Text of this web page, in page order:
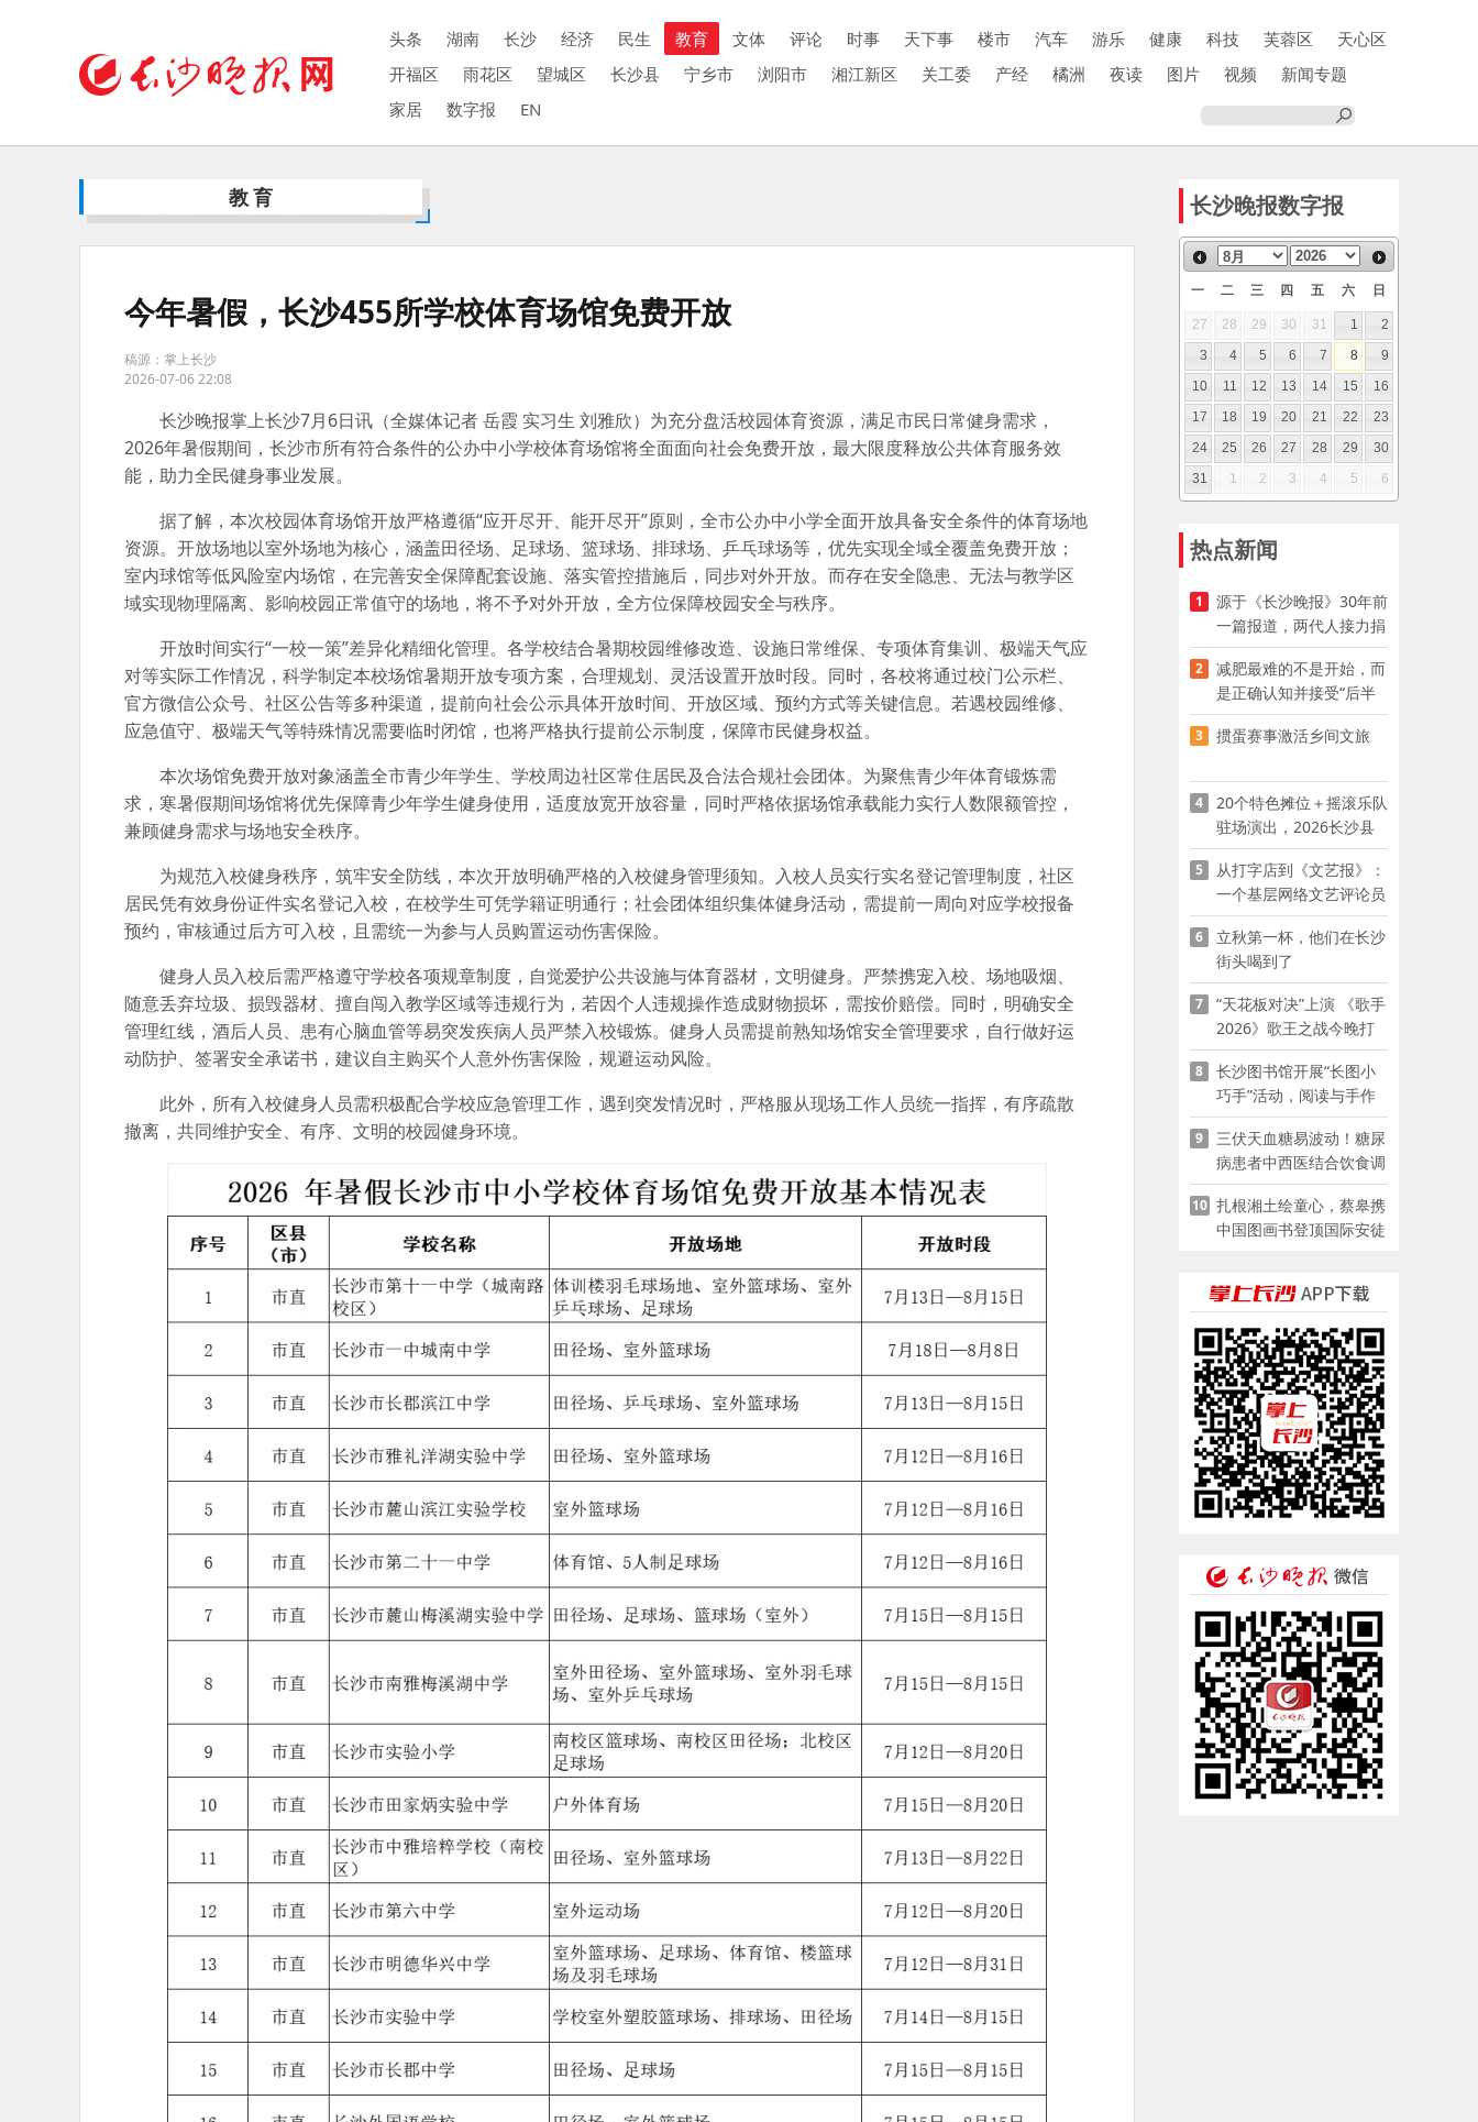
头条 湖南 长沙 经济 民生 教育 文体 评论 时事 天下事 楼市 汽车 游乐 健康 科技 芙蓉区
天心区
开福区
雨花区 望城区 长沙县 宁乡市 浏阳市 湘江新区 关工委 产经 橘洲 夜读 图片 视频
新闻专题
家居
数字报 EN
教育
今年暑假，长沙455所学校体育场馆免费开放
稿源：掌上长沙
2026-07-06 22:08
长沙晚报掌上长沙7月6日讯（全媒体记者 岳霞 实习生 刘雅欣）为充分盘活校园体育资源，满足市民日常健身需求，
2026年暑假期间，长沙市所有符合条件的公办中小学校体育场馆将全面面向社会免费开放，最大限度释放公共体育服务效
能，助力全民健身事业发展。
据了解，本次校园体育场馆开放严格遵循“应开尽开、能开尽开”原则，全市公办中小学全面开放具备安全条件的体育场地
资源。开放场地以室外场地为核心，涵盖田径场、足球场、篮球场、排球场、乒乓球场等，优先实现全域全覆盖免费开放；
室内球馆等低风险室内场馆，在完善安全保障配套设施、落实管控措施后，同步对外开放。而存在安全隐患、无法与教学区
域实现物理隔离、影响校园正常值守的场地，将不予对外开放，全方位保障校园安全与秩序。
开放时间实行“一校一策”差异化精细化管理。各学校结合暑期校园维修改造、设施日常维保、专项体育集训、极端天气应
对等实际工作情况，科学制定本校场馆暑期开放专项方案，合理规划、灵活设置开放时段。同时，各校将通过校门公示栏、
官方微信公众号、社区公告等多种渠道，提前向社会公示具体开放时间、开放区域、预约方式等关键信息。若遇校园维修、
应急值守、极端天气等特殊情况需要临时闭馆，也将严格执行提前公示制度，保障市民健身权益。
本次场馆免费开放对象涵盖全市青少年学生、学校周边社区常住居民及合法合规社会团体。为聚焦青少年体育锻炼需
求，寒暑假期间场馆将优先保障青少年学生健身使用，适度放宽开放容量，同时严格依据场馆承载能力实行人数限额管控，
兼顾健身需求与场地安全秩序。
为规范入校健身秩序，筑牢安全防线，本次开放明确严格的入校健身管理须知。入校人员实行实名登记管理制度，社区
居民凭有效身份证件实名登记入校，在校学生可凭学籍证明通行；社会团体组织集体健身活动，需提前一周向对应学校报备
预约，审核通过后方可入校，且需统一为参与人员购置运动伤害保险。
健身人员入校后需严格遵守学校各项规章制度，自觉爱护公共设施与体育器材，文明健身。严禁携宠入校、场地吸烟、
随意丢弃垃圾、损毁器材、擅自闯入教学区域等违规行为，若因个人违规操作造成财物损坏，需按价赔偿。同时，明确安全
管理红线，酒后人员、患有心脑血管等易突发疾病人员严禁入校锻炼。健身人员需提前熟知场馆安全管理要求，自行做好运
动防护、签署安全承诺书，建议自主购买个人意外伤害保险，规避运动风险。
此外，所有入校健身人员需积极配合学校应急管理工作，遇到突发情况时，严格服从现场工作人员统一指挥，有序疏散
撤离，共同维护安全、有序、文明的校园健身环境。
长沙晚报数字报
一 二 三 四 五 六 日
27 28 29 30 31 1
2
3
4 5 6 7 8
9
10
11 12 13 14 15
16
17
18 19 20 21 22
23
24
25 26 27 28 29
30
31
1 2 3 4 5 6
热点新闻
1
源于《长沙晚报》30年前
一篇报道，两代人接力捐
资助学
2
减肥最难的不是开始，而
是正确认知并接受“后半
程”
3 掼蛋赛事激活乡间文旅
4
20个特色摊位＋摇滚乐队
驻场演出，2026长沙县
夜市嘉年华启幕
5
从打字店到《文艺报》：
一个基层网络文艺评论员
的突围
6
立秋第一杯，他们在长沙
街头喝到了
7
“天花板对决”上演 《歌手
2026》歌王之战今晚打
响
8
长沙图书馆开展“长图小
巧手”活动，阅读与手作
赋能少儿暑期成长
9
三伏天血糖易波动！糖尿
病患者中西医结合饮食调
养指南
10 扎根湘土绘童心，蔡皋携
中国图画书登顶国际安徒